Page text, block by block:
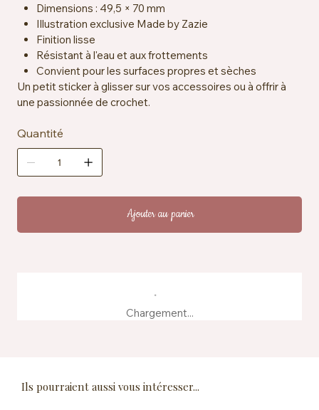
Dimensions : 49,5 × 70 mm
Illustration exclusive Made by Zazie
Finition lisse
Résistant à l'eau et aux frottements
Convient pour les surfaces propres et sèches
Un petit sticker à glisser sur vos accessoires ou à offrir à
une passionnée de crochet.
Quantité
Ajouter au panier
Chargement...
Ils pourraient aussi vous intéresser...